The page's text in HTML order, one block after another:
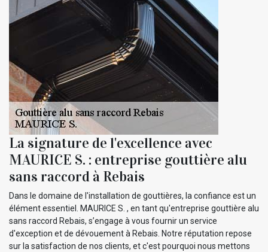
La signature de l'excellence avec
MAURICE S. : entreprise gouttière alu
sans raccord à Rebais
Dans le domaine de l'installation de gouttières, la confiance est un
élément essentiel. MAURICE S. , en tant qu'entreprise gouttière alu
sans raccord Rebais, s’engage à vous fournir un service
d'exception et de dévouement à Rebais. Notre réputation repose
sur la satisfaction de nos clients, et c'est pourquoi nous mettons